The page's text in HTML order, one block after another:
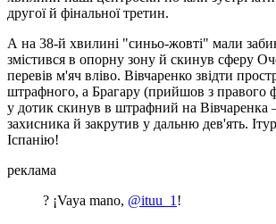
другої й фінальної третин.
А на 38-й хвилині "синьо-жовті" мали
змістився в опорну зону й скинув сферу
перевів м'яч вліво. Вівчаренко звідти
штрафного, а Брагару (прийшов з правого
у дотик скинув в штрафний на Вівчаренка
захисника й закрутив у дальню дев'ять.
Іспанію!
реклама
? ¡Vaya mano, @ituu_1 !